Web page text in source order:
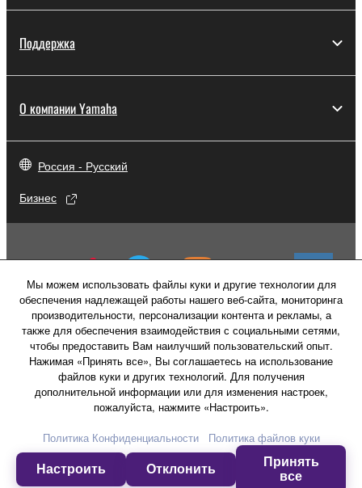
Поддержка
О компании Yamaha
Россия - Русский
Бизнес
Мы можем использовать файлы куки и другие технологии для
обеспечения надлежащей работы нашего веб-сайта, мониторинга
производительности, персонализации контента и рекламы, а
также для обеспечения взаимодействия с социальными сетями,
чтобы предоставить Вам наилучший пользовательский опыт.
Нажимая «Принять все», Вы соглашаетесь на использование
файлов куки и других технологий. Для получения
дополнительной информации или для изменения настроек,
пожалуйста, нажмите «Настроить».
Политика Конфиденциальности
Политика файлов куки
Настроить Отклонить
Принять
все
Свяжитесь с намиУсловия использования
Политика конфиденциальности
Политика в отношении файлов куки